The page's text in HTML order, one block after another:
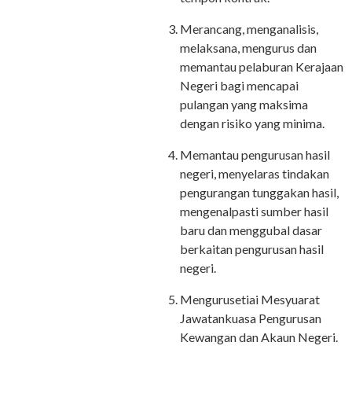
Merancang, menganalisis,
melaksana, mengurus dan
memantau pelaburan Kerajaan
Negeri bagi mencapai
pulangan yang maksima
dengan risiko yang minima.
Memantau pengurusan hasil
negeri, menyelaras tindakan
pengurangan tunggakan hasil,
mengenalpasti sumber hasil
baru dan menggubal dasar
berkaitan pengurusan hasil
negeri.
Mengurusetiai Mesyuarat
Jawatankuasa Pengurusan
Kewangan dan Akaun Negeri.